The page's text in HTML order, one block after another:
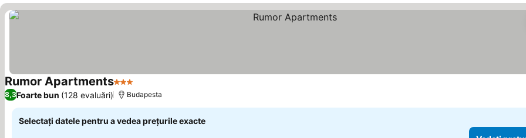
Rumor Apartments3 Stele
8,3Foarte bun (128 evaluări) Budapesta
Selectați datele pentru a vedea prețurile exacte